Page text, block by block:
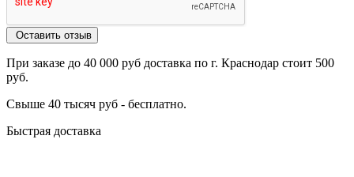
Оставить отзыв
При заказе до 40 000 руб доставка по г. Краснодар стоит 500
руб.
Свыше 40 тысяч руб - бесплатно.
Быстрая доставка